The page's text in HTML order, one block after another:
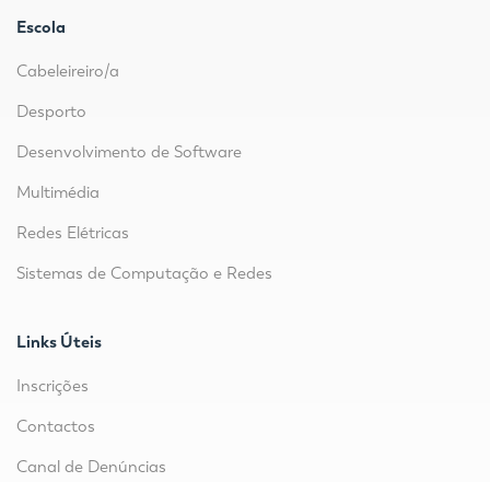
Escola
Cabeleireiro/a
Desporto
Desenvolvimento de Software
Multimédia
Redes Elétricas
Sistemas de Computação e Redes
Links Úteis
Inscrições
Contactos
Canal de Denúncias